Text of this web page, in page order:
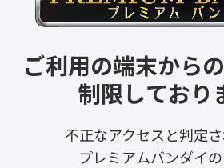
ご利用の端末から
制限しており
不正なアクセスと判定さ
プレミアムバンダイ